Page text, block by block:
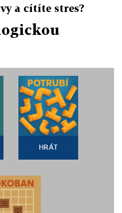
a cítíte stres?
HRÁT